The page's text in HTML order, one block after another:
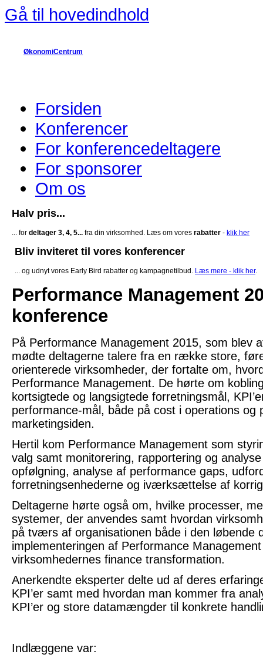
Gå til hovedindhold
ØkonomiCentrum
Forsiden
Konferencer
For konferencedeltagere
For sponsorer
Om os
Halv pris...
... for deltager 3, 4, 5... fra din virksomhed. Læs om vores rabatter - klik her
Bliv inviteret til vores konferencer
... og udnyt vores Early Bird rabatter og kampagnetilbud. Læs mere - klik her.
Performance Management
konference
På Performance Management 2015, som blev
mødte deltagerne talere fra en række store,
orienterede virksomheder, der fortalte om,
Performance Management. De hørte om
kortsigtede og langsigtede forretningsmål,
performance-mål, både på cost i operations og
marketingsiden.
Hertil kom Performance Management som
valg samt monitorering, rapportering og
opfølgning, analyse af performance gaps,
forretningsenhederne og iværksættelse af
Deltagerne hørte også om, hvilke processer,
systemer, der anvendes samt hvordan
på tværs af organisationen både i den løbende
implementeringen af Performance
virksomhedernes finance transformation.
Anerkendte eksperter delte ud af deres
KPI’er samt med hvordan man kommer fra
KPI’er og store datamængder til konkrete
Indlæggene var: